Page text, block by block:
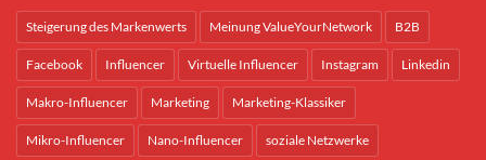
Steigerung des Markenwerts Meinung ValueYourNetwork B2B
Facebook Influencer Virtuelle Influencer Instagram Linkedin
Makro-Influencer Marketing Marketing-Klassiker
Mikro-Influencer Nano-Influencer soziale Netzwerke